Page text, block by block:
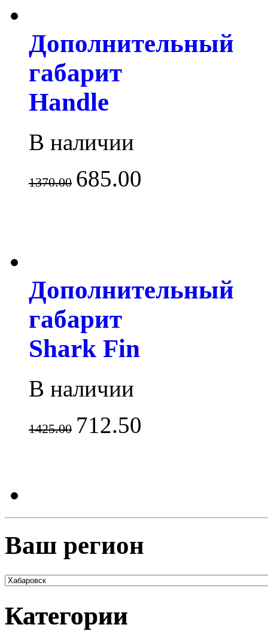
Дополнительный
габарит
Handle
В наличии
1370.00 685.00
Дополнительный
габарит
Shark Fin
В наличии
1425.00 712.50
Ваш регион
Категории